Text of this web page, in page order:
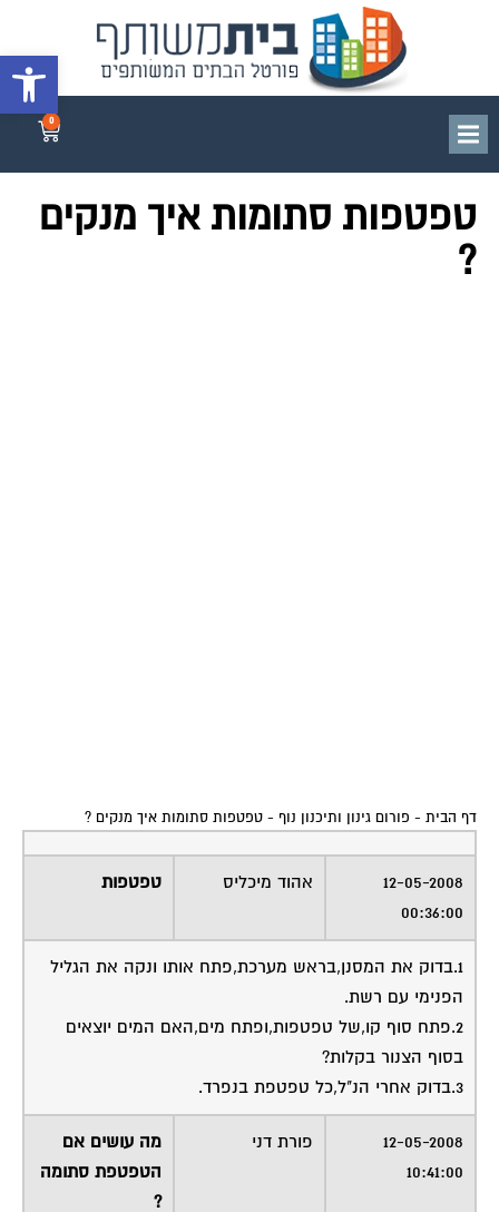
פתח
טפטפות סתומות איך מנקים
?
12-05-2008
00:36:00
אהוד מיכליס טפטפות
1.בדוק את המסנן,בראש מערכת,פתח אותו ונקה את הגליל
הפנימי עם רשת.
2.פתח סוף קו,של טפטפות,ופתח מים,האם המים יוצאים
בסוף הצנור בקלות?
3.בדוק אחרי הנ"ל,כל טפטפת בנפרד.
12-05-2008
10:41:00
פורת דני
מה עושים אם
הטפטפת סתומה
?